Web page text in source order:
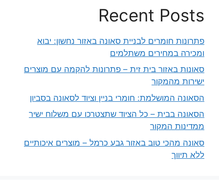
Recent Posts
פתרונות חומרים לבניית סאונה באזור נחשון: יבוא
ומכירה במחירים משתלמים
סאונות באזור בית זית – פתרונות להקמה עם מוצרים
ישירות מהמקור
הסאונה המושלמת: חומרי בניין וציוד לסאונה בסביון
הסאונה בבית – כל הציוד שתצטרכו עם משלוח ישיר
ממדינות המקור
סאונה מהכי טוב באזור גבע כרמל – מוצרים איכותיים
ללא תיווך